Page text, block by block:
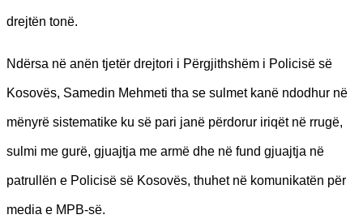
drejtën tonë.
Ndërsa në anën tjetër drejtori i Përgjithshëm i Policisë së
Kosovës, Samedin Mehmeti tha se sulmet kanë ndodhur në
mënyrë sistematike ku së pari janë përdorur iriqët në rrugë,
sulmi me gurë, gjuajtja me armë dhe në fund gjuajtja në
patrullën e Policisë së Kosovës, thuhet në komunikatën për
media e MPB-së.